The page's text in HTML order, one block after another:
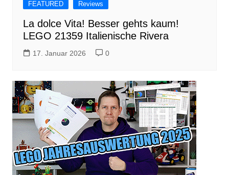
FEATURED Reviews
La dolce Vita! Besser gehts kaum!
LEGO 21359 Italienische Rivera
17. Januar 2026 0